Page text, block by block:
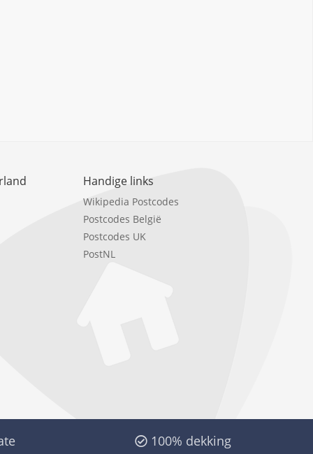
Handige links
Wikipedia Postcodes
Postcodes België
Postcodes UK
PostNL
100% dekking